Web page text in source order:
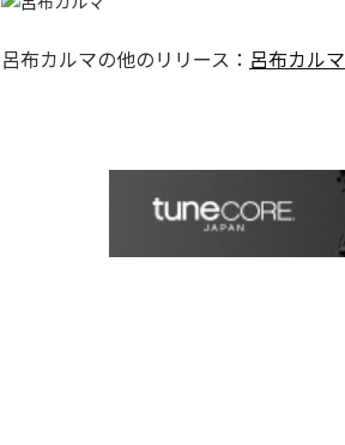
呂布カルマの他のリリース： 呂布カルマ